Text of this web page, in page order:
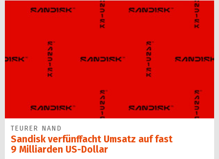
TEURER NAND
Sandisk verfünffacht Umsatz auf fast
9 Milliarden US-Dollar